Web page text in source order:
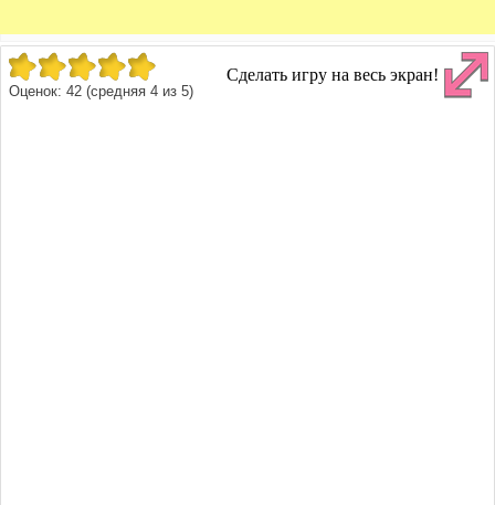
Оценок: 42 (средняя 4 из 5)
Сделать игру на весь экран!